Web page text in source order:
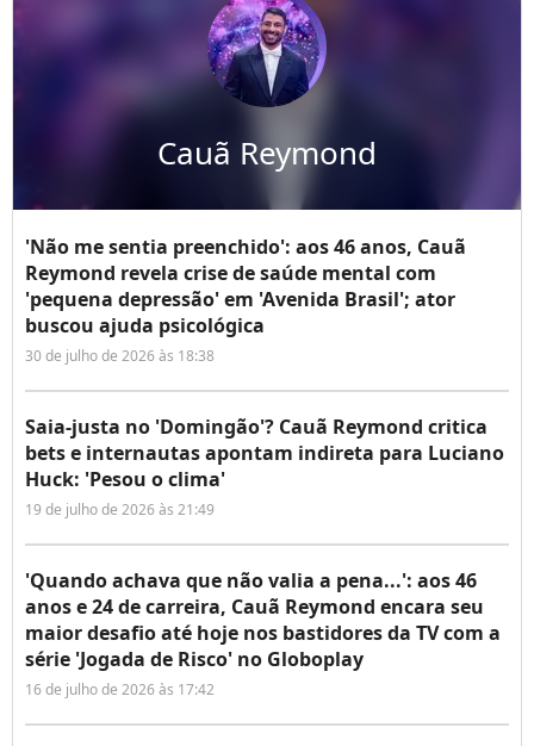
Cauã Reymond
'Não me sentia preenchido': aos 46 anos, Cauã
Reymond revela crise de saúde mental com
'pequena depressão' em 'Avenida Brasil'; ator
buscou ajuda psicológica
30 de julho de 2026 às 18:38
Saia-justa no 'Domingão'? Cauã Reymond critica
bets e internautas apontam indireta para Luciano
Huck: 'Pesou o clima'
19 de julho de 2026 às 21:49
'Quando achava que não valia a pena...': aos 46
anos e 24 de carreira, Cauã Reymond encara seu
maior desafio até hoje nos bastidores da TV com a
série 'Jogada de Risco' no Globoplay
16 de julho de 2026 às 17:42